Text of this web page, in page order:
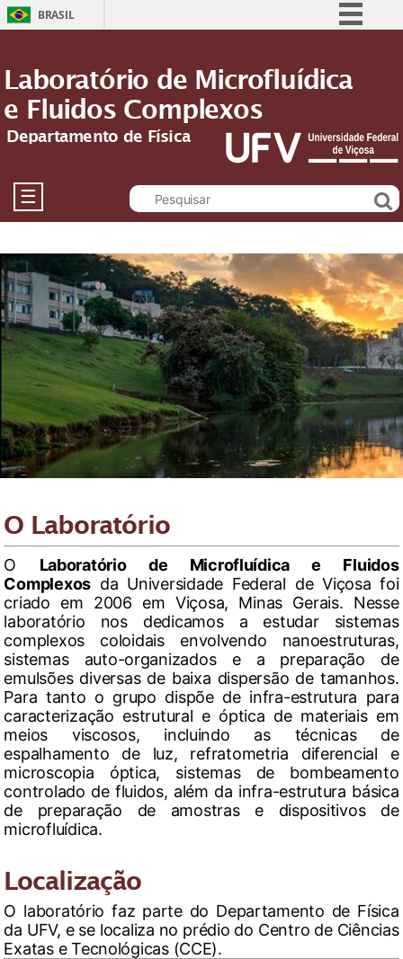
BRASIL
Comunica BR
Acesso à informação
Legislação
Canais
Laboratório de Microfluídica
e Fluidos Complexos
Departamento de Física
☰
O Laboratório
O Laboratório de Microfluídica e Fluidos
Complexos da Universidade Federal de Viçosa foi
criado em 2006 em Viçosa, Minas Gerais. Nesse
laboratório nos dedicamos a estudar sistemas
complexos coloidais envolvendo nanoestruturas,
sistemas auto-organizados e a preparação de
emulsões diversas de baixa dispersão de tamanhos.
Para tanto o grupo dispõe de infra-estrutura para
caracterização estrutural e óptica de materiais em
meios viscosos, incluindo as técnicas de
espalhamento de luz, refratometria diferencial e
microscopia óptica, sistemas de bombeamento
controlado de fluidos, além da infra-estrutura básica
de preparação de amostras e dispositivos de
microfluídica.
Localização
O laboratório faz parte do Departamento de Física
da UFV, e se localiza no prédio do Centro de Ciências
Exatas e Tecnológicas (CCE).